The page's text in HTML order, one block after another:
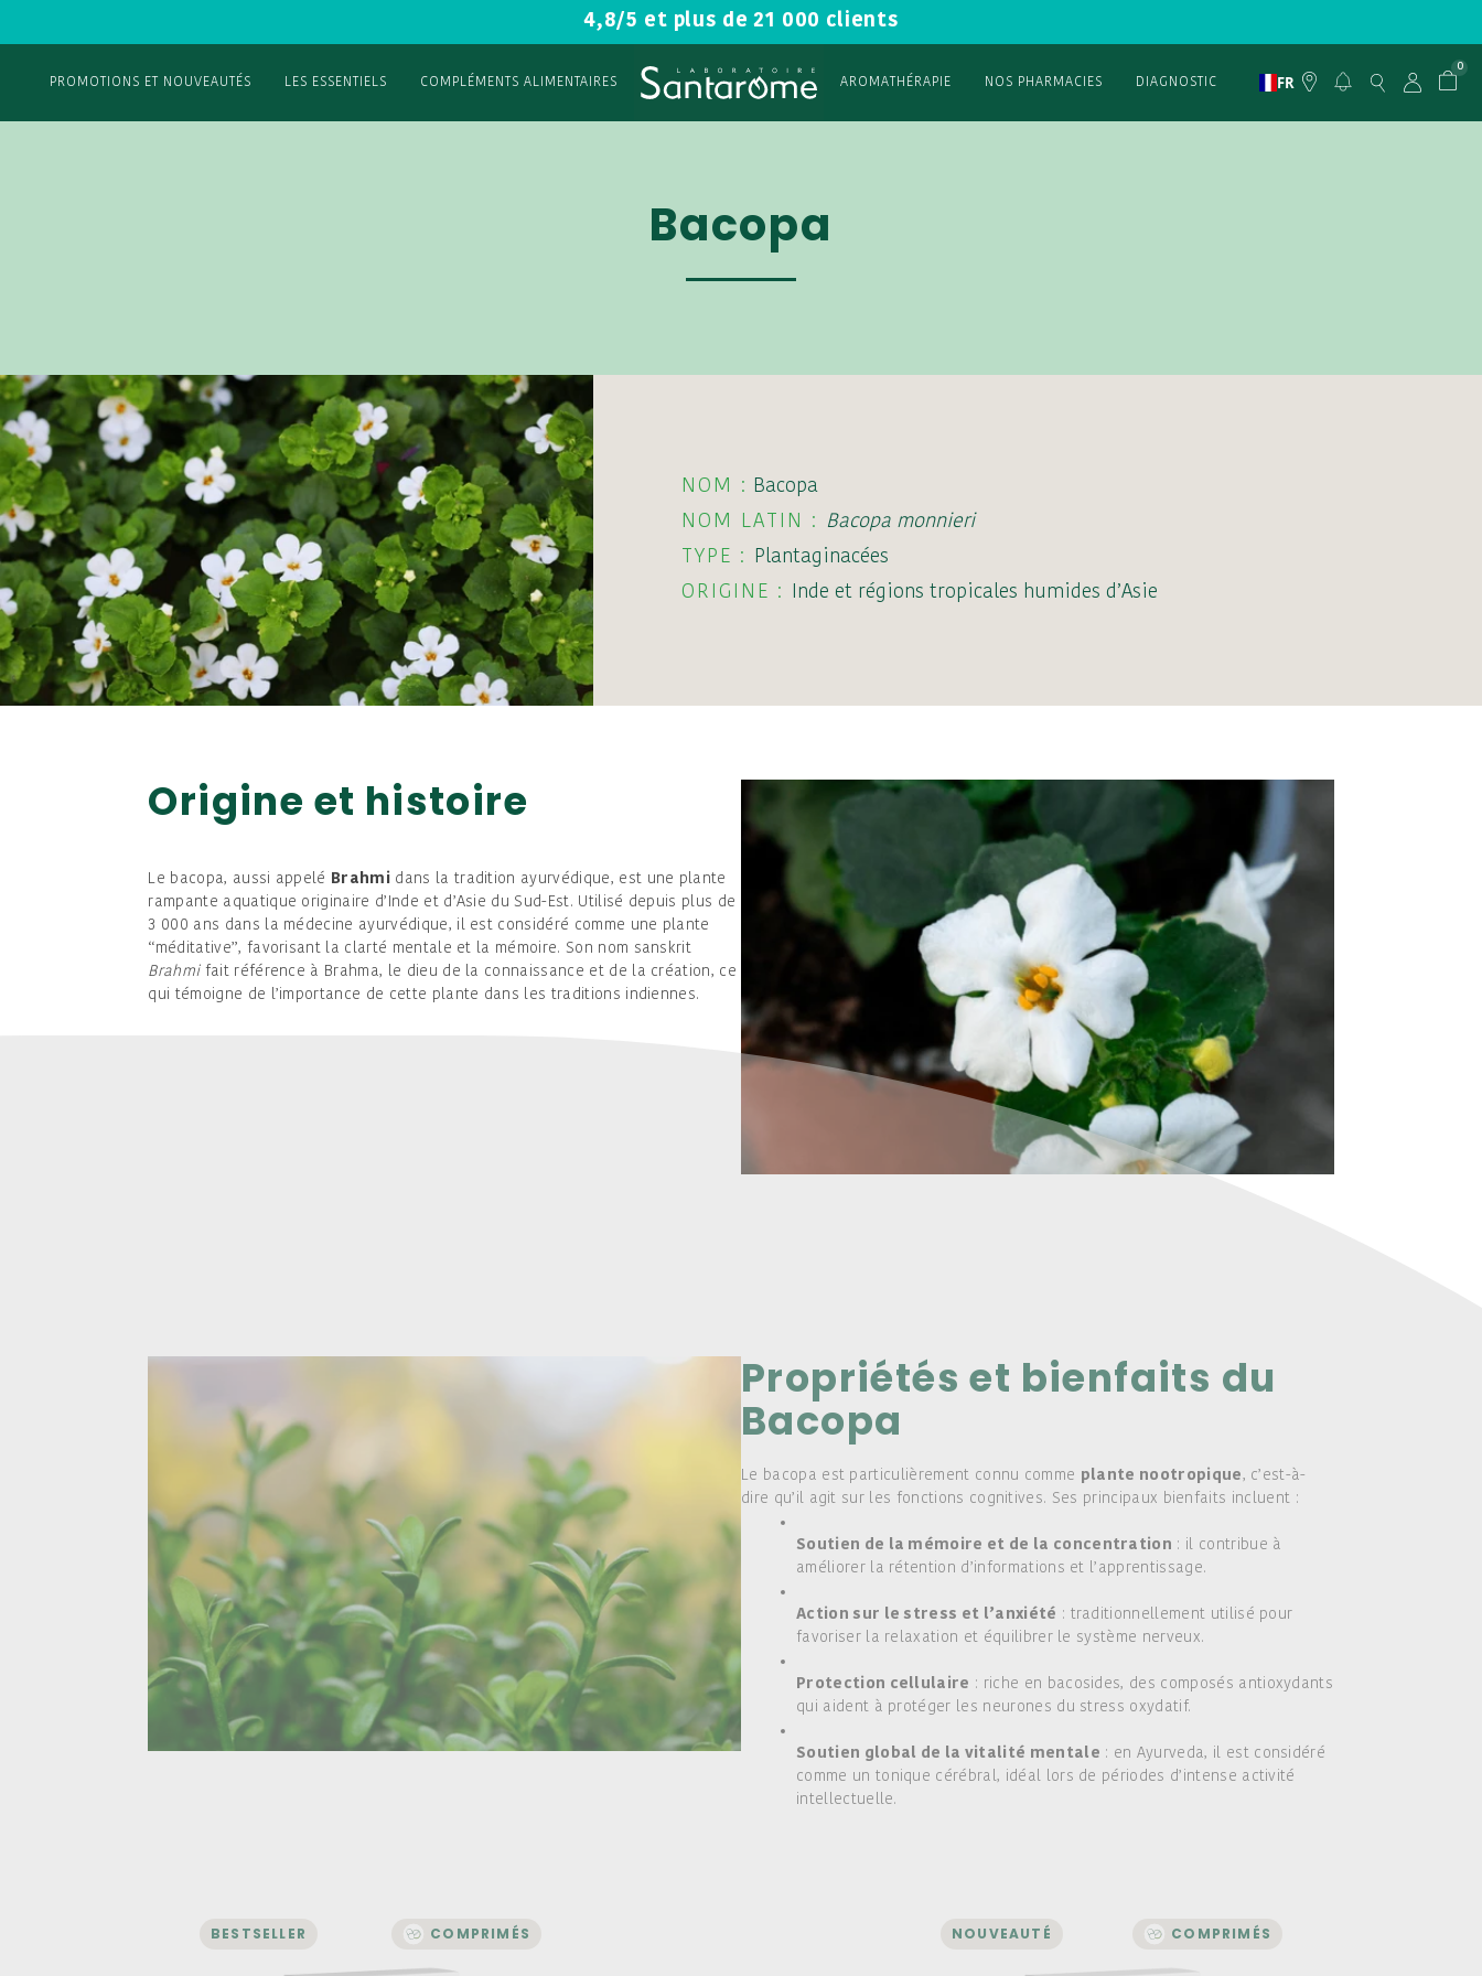
4,8/5 et plus de 21 000 clients
PROMOTIONS ET NOUVEAUTÉS LES ESSENTIELS COMPLÉMENTS ALIMENTAIRES AROMATHÉRAPIE NOS PHARMACIES DIAGNOSTIC FR
0
Bacopa
NOM : Bacopa
NOM LATIN : Bacopa monnieri
TYPE : Plantaginacées
ORIGINE : Inde et régions tropicales humides d’Asie
Origine et histoire
Le bacopa, aussi appelé Brahmi dans la tradition ayurvédique, est une plante
rampante aquatique originaire d’Inde et d’Asie du Sud-Est. Utilisé depuis plus de
3 000 ans dans la médecine ayurvédique, il est considéré comme une plante
“méditative”, favorisant la clarté mentale et la mémoire. Son nom sanskrit
Brahmifait référence à Brahma, le dieu de la connaissance et de la création, ce
qui témoigne de l’importance de cette plante dans les traditions indiennes.
Propriétés et bienfaits du
Bacopa
Le bacopa est particulièrement connu comme plante nootropique, c’est-à-
dire qu’il agit sur les fonctions cognitives. Ses principaux bienfaits incluent :
Soutien de la mémoire et de la concentration : il contribue à
améliorer la rétention d’informations et l’apprentissage.
Action sur le stress et l’anxiété : traditionnellement utilisé pour
favoriser la relaxation et équilibrer le système nerveux.
Protection cellulaire : riche en bacosides, des composés antioxydants
qui aident à protéger les neurones du stress oxydatif.
Soutien global de la vitalité mentale : en Ayurveda, il est considéré
comme un tonique cérébral, idéal lors de périodes d’intense activité
intellectuelle.
BESTSELLER COMPRIMÉS NOUVEAUTÉ COMPRIMÉS